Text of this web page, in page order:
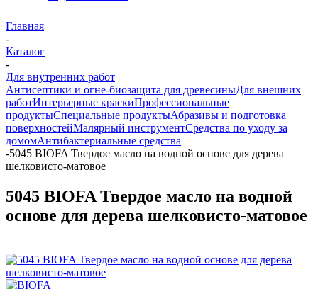
Главная
-
Каталог
-
Для внутренних работ
Антисептики и огне-биозащита для древесиныДля внешних
работИнтерьерные краскиПрофессиональные
продуктыСпециальные продуктыАбразивы и подготовка
поверхностейМалярный инструментСредства по уходу за
домомАнтибактериальные средства
-5045 BIOFA Твердое масло на водной основе для дерева
шелковисто-матовое
5045 BIOFA Твердое масло на водной
основе для дерева шелковисто-матовое